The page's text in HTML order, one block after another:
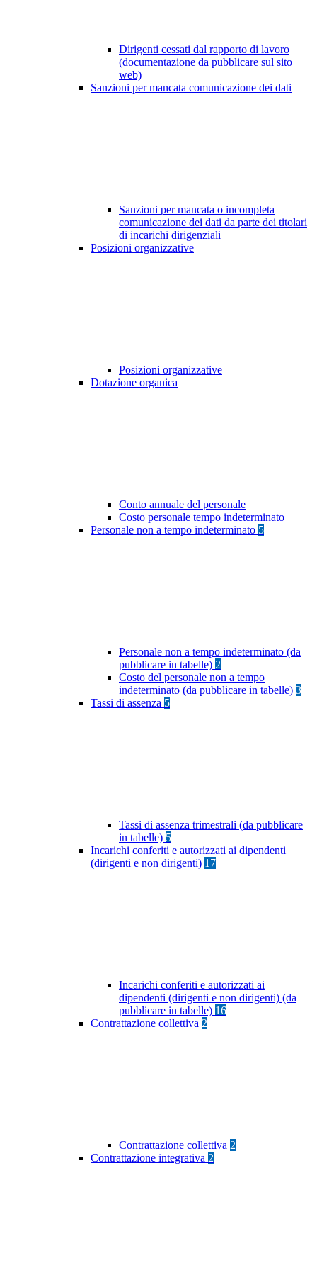
Dirigenti cessati dal rapporto di lavoro
(documentazione da pubblicare sul sito
web)
Sanzioni per mancata comunicazione dei dati
Sanzioni per mancata o incompleta
comunicazione dei dati da parte dei titolari
di incarichi dirigenziali
Posizioni organizzative
Posizioni organizzative
Dotazione organica
Conto annuale del personale
Costo personale tempo indeterminato
Personale non a tempo indeterminato 5
Personale non a tempo indeterminato (da
pubblicare in tabelle) 2
Costo del personale non a tempo
indeterminato (da pubblicare in tabelle) 3
Tassi di assenza 5
Tassi di assenza trimestrali (da pubblicare
in tabelle) 5
Incarichi conferiti e autorizzati ai dipendenti
(dirigenti e non dirigenti) 17
Incarichi conferiti e autorizzati ai
dipendenti (dirigenti e non dirigenti) (da
pubblicare in tabelle) 16
Contrattazione collettiva 2
Contrattazione collettiva 2
Contrattazione integrativa 2